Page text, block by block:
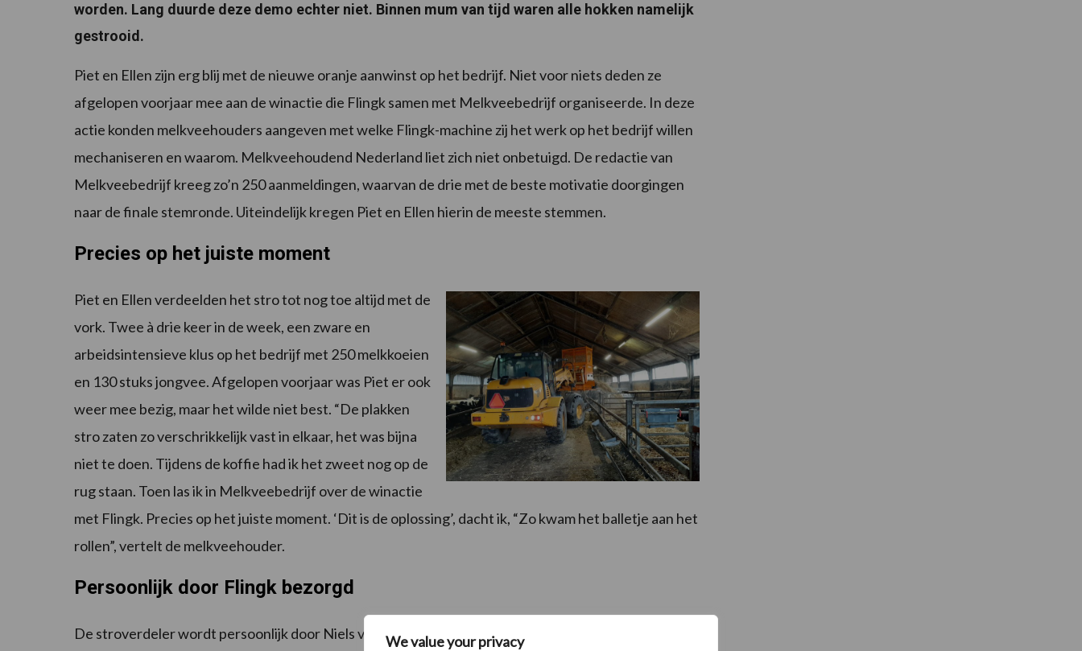
We value your privacy
worden. Lang duurde deze demo echter niet. Binnen mum van tijd waren alle hokken namelijk
gestrooid.
Piet en Ellen zijn erg blij met de nieuwe oranje aanwinst op het bedrijf. Niet voor niets deden ze
afgelopen voorjaar mee aan de winactie die Flingk samen met Melkveebedrijf organiseerde. In deze
actie konden melkveehouders aangeven met welke Flingk-machine zij het werk op het bedrijf willen
mechaniseren en waarom. Melkveehoudend Nederland liet zich niet onbetuigd. De redactie van
Melkveebedrijf kreeg zo’n 250 aanmeldingen, waarvan de drie met de beste motivatie doorgingen
naar de finale stemronde. Uiteindelijk kregen Piet en Ellen hierin de meeste stemmen.
Precies op het juiste moment
Piet en Ellen verdeelden het stro tot nog toe altijd met de
vork. Twee à drie keer in de week, een zware en
arbeidsintensieve klus op het bedrijf met 250 melkkoeien
en 130 stuks jongvee. Afgelopen voorjaar was Piet er ook
weer mee bezig, maar het wilde niet best. “De plakken
stro zaten zo verschrikkelijk vast in elkaar, het was bijna
niet te doen. Tijdens de koffie had ik het zweet nog op de
rug staan. Toen las ik in Melkveebedrijf over de winactie
met Flingk. Precies op het juiste moment. ‘Dit is de oplossing’, dacht ik, “Zo kwam het balletje aan het
rollen”, vertelt de melkveehouder.
Persoonlijk door Flingk bezorgd
De stroverdeler wordt persoonlijk door Niels van den Berselaar van Flingk Machinebouw